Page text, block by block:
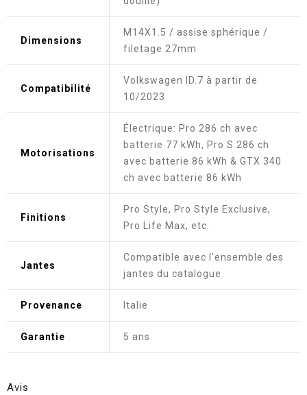
Dimensions
M14X1.5 / assise sphérique /
filetage 27mm
Compatibilité
Volkswagen ID.7 à partir de
10/2023
Motorisations
Électrique: Pro 286 ch avec
batterie 77 kWh, Pro S 286 ch
avec batterie 86 kWh & GTX 340
ch avec batterie 86 kWh
Finitions
Pro Style, Pro Style Exclusive,
Pro Life Max, etc.
Jantes
Compatible avec l'ensemble des
jantes du catalogue
Provenance Italie
Garantie 5 ans
Avis